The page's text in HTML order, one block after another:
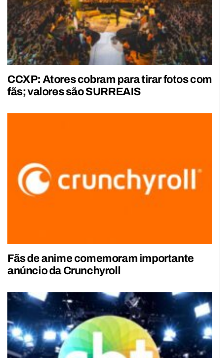
CCXP: Atores cobram para tirar fotos com
fãs; valores são SURREAIS
Fãs de anime comemoram importante
anúncio da Crunchyroll